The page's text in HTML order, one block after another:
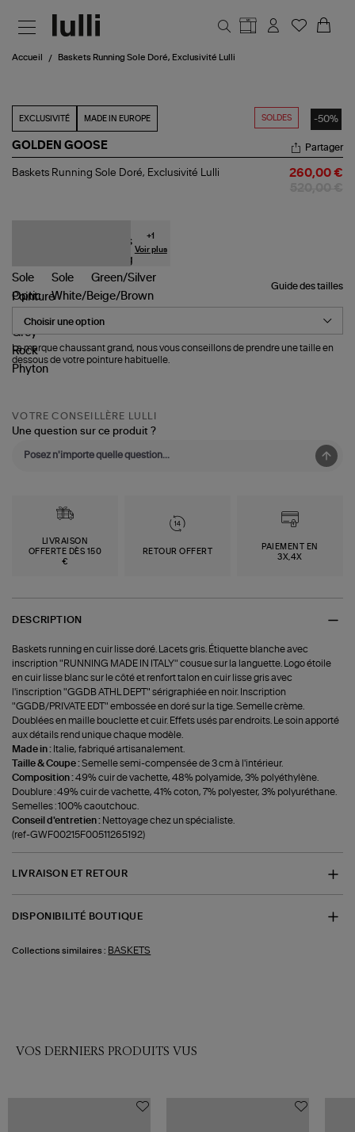
Accueil Baskets Running Sole Doré, Exclusivité Lulli
SOLDES -50%
EXCLUSIVITÉ MADE IN EUROPE
GOLDEN GOOSE
Baskets
Partager
Baskets Running Sole Doré, Exclusivité Lulli 260,00 €
+1
Voir plus
Guide des tailles
Pointure
La marque chaussant grand, nous vous conseillons de prendre une taille en
dessous de votre pointure habituelle.
VOTRE CONSEILLÈRE LULLI
Une question sur ce produit ?
LIVRAISON
OFFERTE DÈS 150
€
RETOUR OFFERT
PAIEMENT EN
3X,4X
DESCRIPTION
Baskets running en cuir lisse doré. Lacets gris. Étiquette blanche avec
inscription "RUNNING MADE IN ITALY" cousue sur la languette. Logo étoile
en cuir lisse blanc sur le côté et renfort talon en cuir lisse gris avec
l'inscription "GGDB ATHL DEPT" sérigraphiée en noir. Inscription
"GGDB/PRIVATE EDT" embossée en doré sur la tige. Semelle crème.
Doublées en maille bouclette et cuir. Effets usés par endroits. Le soin apporté
aux détails rend unique chaque modèle.
Made in : Italie, fabriqué artisanalement.
Taille & Coupe :Semelle semi-compensée de 3 cm à l'intérieur.
Composition :49% cuir de vachette, 48% polyamide, 3% polyéthylène.
Doublure : 49% cuir de vachette, 41% coton, 7% polyester, 3% polyuréthane.
Semelles : 100% caoutchouc.
Conseil d'entretien : Nettoyage chez un spécialiste.
(ref-GWF00215F00511265192)
LIVRAISON ET RETOUR
DISPONIBILITÉ BOUTIQUE
Collections similaires : BASKETS
VOS DERNIERS PRODUITS VUS